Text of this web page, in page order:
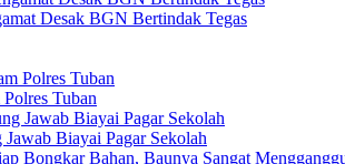
Desak BGN Bertindak Tegas
Tuban
Biayai Pagar Sekolah